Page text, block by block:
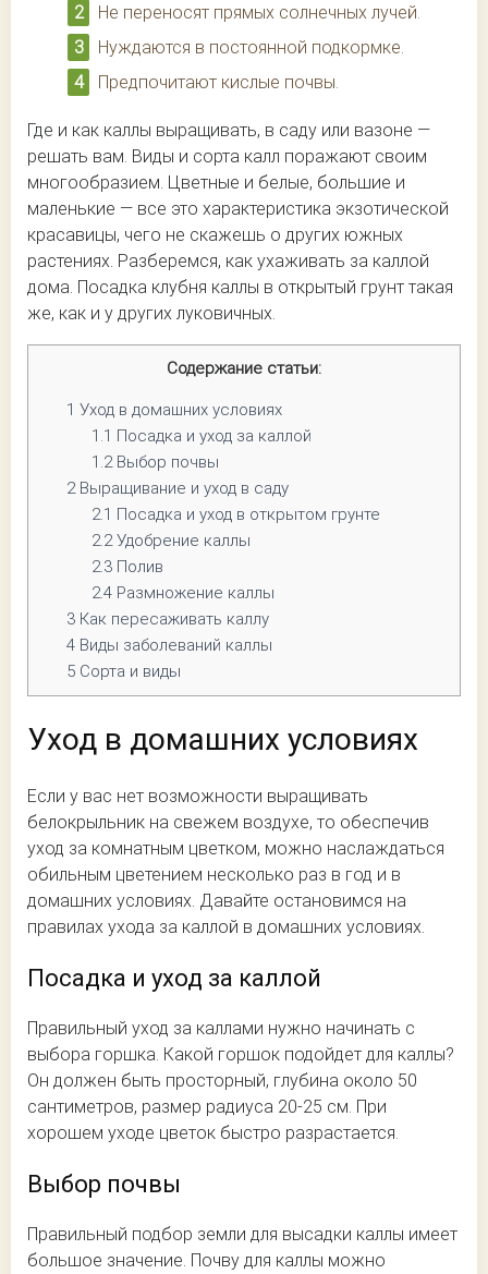
Не переносят прямых солнечных лучей.
Нуждаются в постоянной подкормке.
Предпочитают кислые почвы.
Где и как каллы выращивать, в саду или вазоне —
решать вам. Виды и сорта калл поражают своим
многообразием. Цветные и белые, большие и
маленькие — все это характеристика экзотической
красавицы, чего не скажешь о других южных
растениях. Разберемся, как ухаживать за каллой
дома. Посадка клубня каллы в открытый грунт такая
же, как и у других луковичных.
Содержание статьи:
1 Уход в домашних условиях
1.1 Посадка и уход за каллой
1.2Выбор почвы
2Выращивание и уход в саду
2.1 Посадка и уход в открытом грунте
2.2Удобрение каллы
2.3Полив
2.4Размножение каллы
3 Как пересаживать каллу
4 Виды заболеваний каллы
5 Сорта и виды
Уход в домашних условиях
Если у вас нет возможности выращивать
белокрыльник на свежем воздухе, то обеспечив
уход за комнатным цветком, можно наслаждаться
обильным цветением несколько раз в год и в
домашних условиях. Давайте остановимся на
правилах ухода за каллой в домашних условиях.
Посадка и уход за каллой
Правильный уход за каллами нужно начинать с
выбора горшка. Какой горшок подойдет для каллы?
Он должен быть просторный, глубина около 50
сантиметров, размер радиуса 20-25 см. При
хорошем уходе цветок быстро разрастается.
Выбор почвы
Правильный подбор земли для высадки каллы имеет
большое значение. Почву для каллы можно